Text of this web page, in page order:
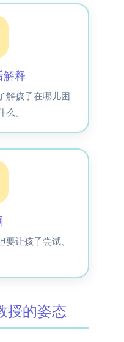
解释
解孩子在哪儿困
。
让孩子尝试、
授的姿态